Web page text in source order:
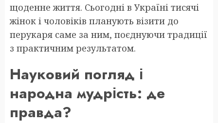
щоденне життя. Сьогодні в Україні тисячі
жінок і чоловіків планують візити до
перукаря саме за ним, поєднуючи традиції
з практичним результатом.
Науковий погляд і
народна мудрість: де
правда?